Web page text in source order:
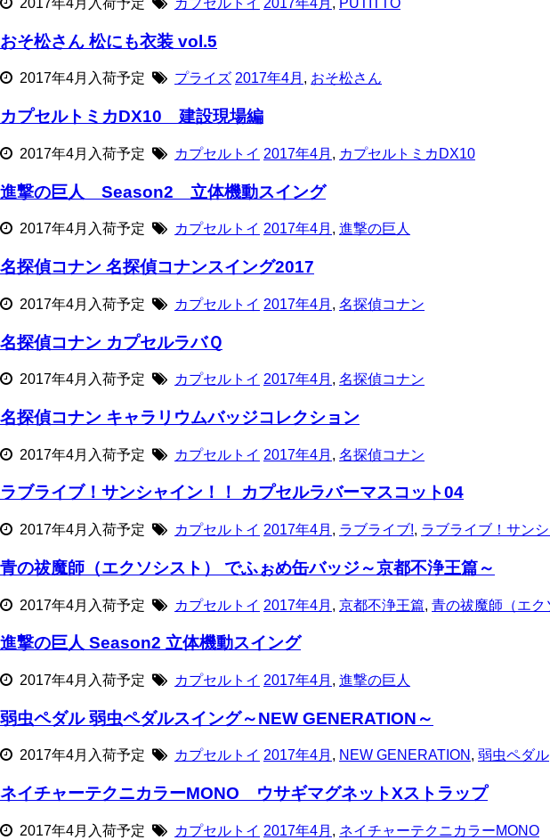
2017年4月入荷予定 カプセルトイ 2017年4月 , PUTITTO
おそ松さん 松にも衣装 vol.5
2017年4月入荷予定 プライズ 2017年4月 , おそ松さん
カプセルトミカDX10 建設現場編
2017年4月入荷予定 カプセルトイ 2017年4月 , カプセルトミカDX10
進撃の巨人 Season2 立体機動スイング
2017年4月入荷予定 カプセルトイ 2017年4月 , 進撃の巨人
名探偵コナン 名探偵コナンスイング2017
2017年4月入荷予定 カプセルトイ 2017年4月 , 名探偵コナン
名探偵コナン カプセルラバＱ
2017年4月入荷予定 カプセルトイ 2017年4月 , 名探偵コナン
名探偵コナン キャラリウムバッジコレクション
2017年4月入荷予定 カプセルトイ 2017年4月 , 名探偵コナン
ラブライブ！サンシャイン！！ カプセルラバーマスコット04
2017年4月入荷予定 カプセルトイ 2017年4月 , ラブライブ!, ラブライブ！サン
青の祓魔師（エクソシスト） でふぉめ缶バッジ～京都不浄王篇～
2017年4月入荷予定 カプセルトイ 2017年4月 , 京都不浄王篇, 青の祓魔師（エク
進撃の巨人 Season2 立体機動スイング
2017年4月入荷予定 カプセルトイ 2017年4月 , 進撃の巨人
弱虫ペダル 弱虫ペダルスイング～NEW GENERATION～
2017年4月入荷予定 カプセルトイ 2017年4月 , NEW GENERATION , 弱虫ペダル
ネイチャーテクニカラーMONO ウサギマグネットXストラップ
2017年4月入荷予定 カプセルトイ 2017年4月 , ネイチャーテクニカラーMONO